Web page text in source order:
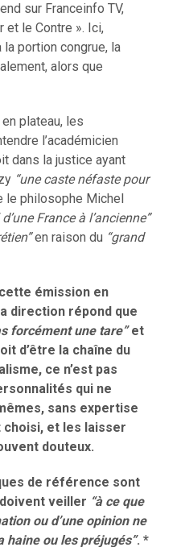
sur Franceinfo TV,
et le Contre ». Ici,
la portion congrue, la
alors que
plateau, les
l’académicien
dans la justice ayant
“une caste néfaste pour
le philosophe Michel
France à l’ancienne”
en raison du “grand
émission en
direction répond que
forcément une tare”et
d’être la chaîne du
ce n’est pas
qui ne
sans expertise
et les laisser
douteux.
de référence sont
veiller “à ce que
ou d’une opinion ne
haine ou les préjugés”. *